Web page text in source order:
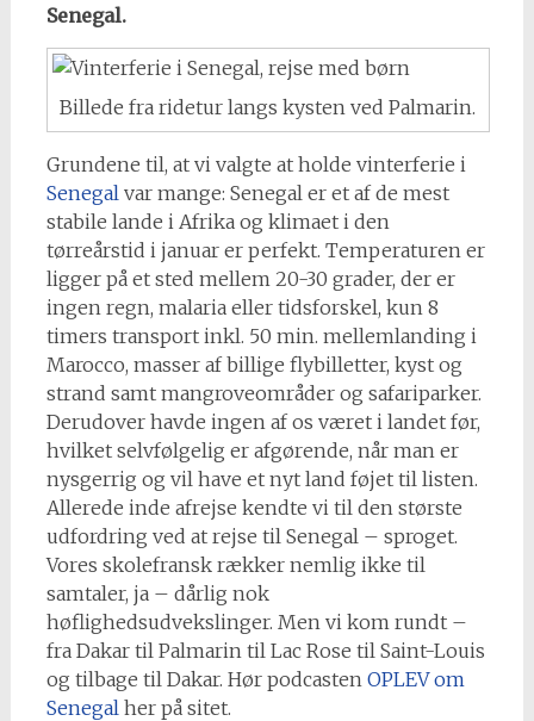
Senegal.
Billede fra ridetur langs kysten ved Palmarin.
Grundene til, at vi valgte at holde vinterferie i
Senegal var mange: Senegal er et af de mest
stabile lande i Afrika og klimaet i den
tørreårstid i januar er perfekt. Temperaturen er
ligger på et sted mellem 20-30 grader, der er
ingen regn, malaria eller tidsforskel, kun 8
timers transport inkl. 50 min. mellemlanding i
Marocco, masser af billige flybilletter, kyst og
strand samt mangroveområder og safariparker.
Derudover havde ingen af os været i landet før,
hvilket selvfølgelig er afgørende, når man er
nysgerrig og vil have et nyt land føjet til listen.
Allerede inde afrejse kendte vi til den største
udfordring ved at rejse til Senegal – sproget.
Vores skolefransk rækker nemlig ikke til
samtaler, ja – dårlig nok
høflighedsudvekslinger. Men vi kom rundt –
fra Dakar til Palmarin til Lac Rose til Saint-Louis
og tilbage til Dakar. Hør podcasten OPLEV om
Senegal her på sitet.